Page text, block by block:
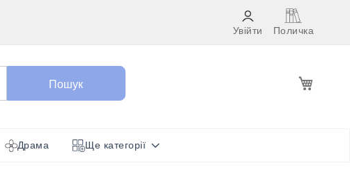
Поличка
Увійти
Пошук
Драма Ще категорії